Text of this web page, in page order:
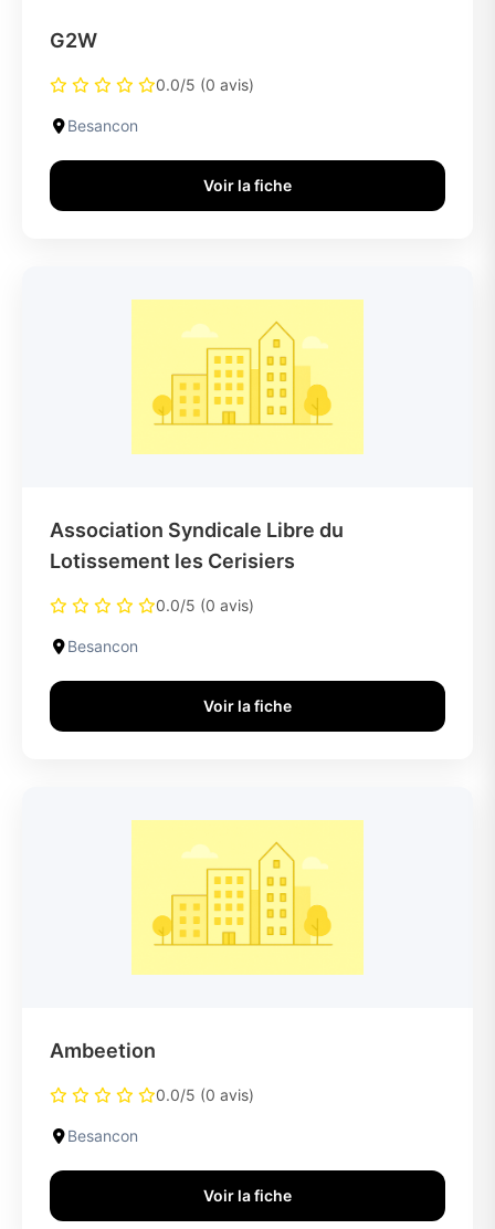
G2W
0.0/5 (0 avis)
Besancon
Voir la fiche
Association Syndicale Libre du
Lotissement les Cerisiers
0.0/5 (0 avis)
Besancon
Voir la fiche
Ambeetion
0.0/5 (0 avis)
Besancon
Voir la fiche